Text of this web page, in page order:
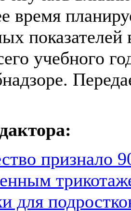
время
учебного
признало
для